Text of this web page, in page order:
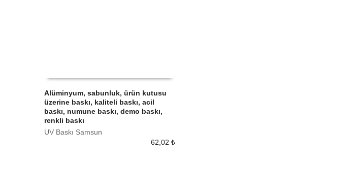
SEPETE EKLE
Alüminyum, sabunluk, ürün kutusu
üzerine baskı, kaliteli baskı, acil
baskı, numune baskı, demo baskı,
renkli baskı
UV Baskı Samsun
62,02 ₺